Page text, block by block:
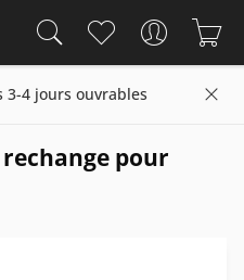
3-4 jours ouvrables
pour